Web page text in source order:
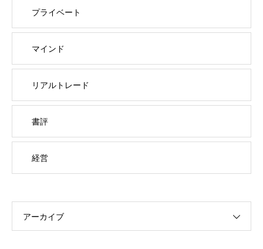
プライベート
マインド
リアルトレード
書評
経営
アーカイブ